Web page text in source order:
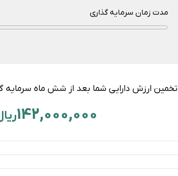
مدت زمان سرمایه گذاری
تخمین ارزش دارایی شما بعد از شش ماه سرمایه
142,000,000